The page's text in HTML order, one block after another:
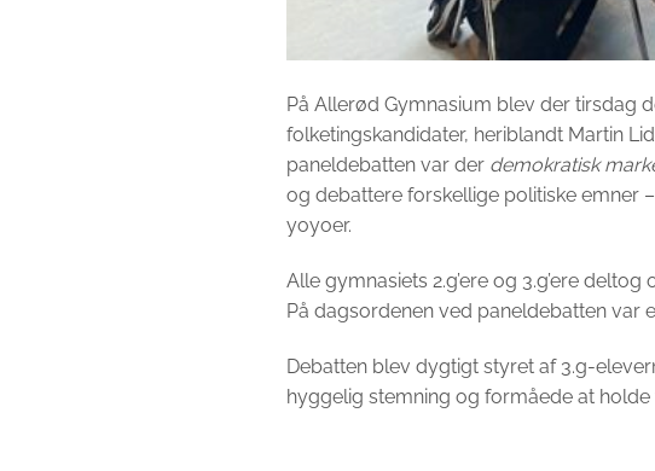
På Allerød Gymnasium blev der tirsdag
folketingskandidater, heriblandt Martin
paneldebatten var der demokratisk
og debattere forskellige politiske emner
yoyoer.
Alle gymnasiets 2.g’ere og 3.g’ere
På dagsordenen ved paneldebatten var
Debatten blev dygtigt styret af 3.g-
hyggelig stemning og formåede at